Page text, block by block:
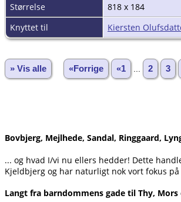
Størrelse
818 x 184
Knyttet til
Kiersten
» Vis alle «Forrige «1 ... 2 3
Bovbjerg, Mejlhede, Sandal, Ringgaard,
... og hvad I/vi nu ellers hedder! Dette
Kjeldbjerg og har naturligt nok vort fokus
Langt fra barndommens gade til Thy,